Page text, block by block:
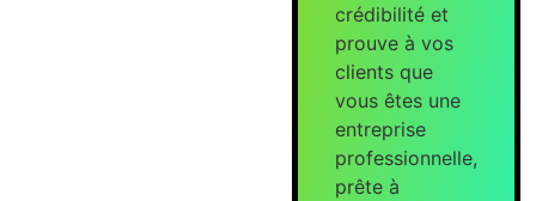
crédibilité et
prouve à vos
clients que
vous êtes une
entreprise
professionnelle,
prête à